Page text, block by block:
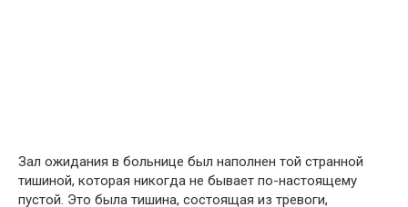
Зал ожидания в больнице был наполнен той странной
тишиной, которая никогда не бывает по-настоящему
пустой. Это была тишина, состоящая из тревоги,